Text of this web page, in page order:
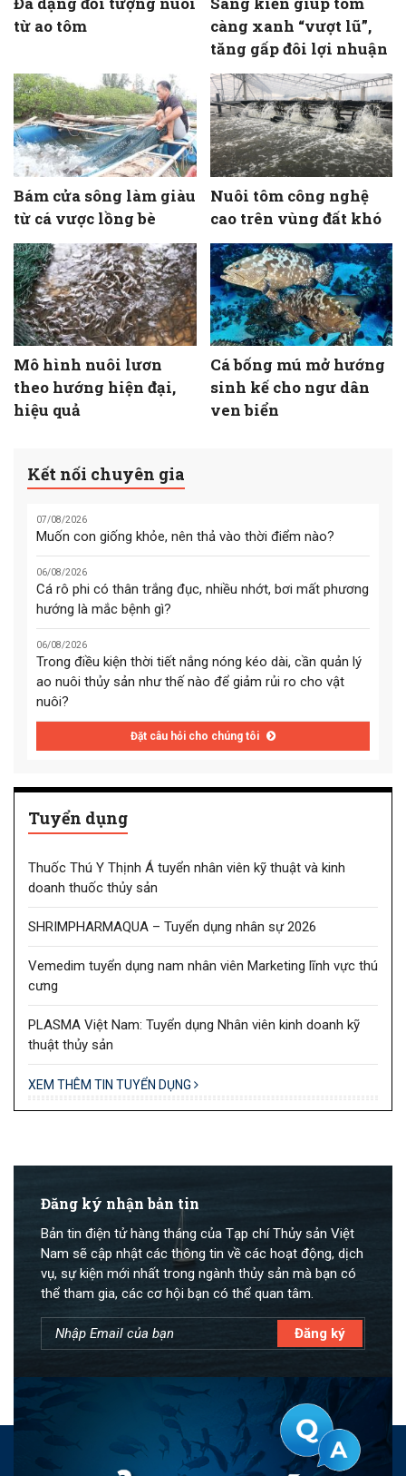
từ ao tôm
càng xanh “vượt lũ”,
tăng gấp đôi lợi nhuận
Bám cửa sông làm giàu
từ cá vược lồng bè
Nuôi tôm công nghệ
cao trên vùng đất khó
Mô hình nuôi lươn
theo hướng hiện đại,
hiệu quả
Cá bống mú mở hướng
sinh kế cho ngư dân
ven biển
Kết nối chuyên gia
07/08/2026
Muốn con giống khỏe, nên thả vào thời điểm nào?
06/08/2026
Cá rô phi có thân trắng đục, nhiều nhớt, bơi mất phương
hướng là mắc bệnh gì?
06/08/2026
Trong điều kiện thời tiết nắng nóng kéo dài, cần quản lý
ao nuôi thủy sản như thế nào để giảm rủi ro cho vật
nuôi?
Đặt câu hỏi cho chúng tôi
Tuyển dụng
Thuốc Thú Y Thịnh Á tuyển nhân viên kỹ thuật và kinh
doanh thuốc thủy sản
SHRIMPHARMAQUA – Tuyển dụng nhân sự 2026
Vemedim tuyển dụng nam nhân viên Marketing lĩnh vực thú
cưng
PLASMA Việt Nam: Tuyển dụng Nhân viên kinh doanh kỹ
thuật thủy sản
XEM THÊM TIN TUYỂN DỤNG
Đăng ký nhận bản tin
Bản tin điện tử hàng tháng của Tạp chí Thủy sản Việt
Nam sẽ cập nhật các thông tin về các hoạt động, dịch
vụ, sự kiện mới nhất trong ngành thủy sản mà bạn có
thể tham gia, các cơ hội bạn có thể quan tâm.